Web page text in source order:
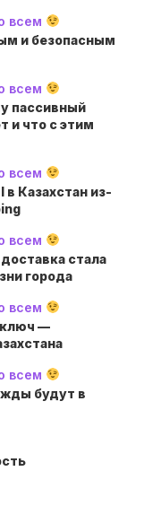
всем
и безопасным
всем
пассивный
и что с этим
всем
в Казахстан из-
всем
стала
города
всем
ключ —
всем
будут в